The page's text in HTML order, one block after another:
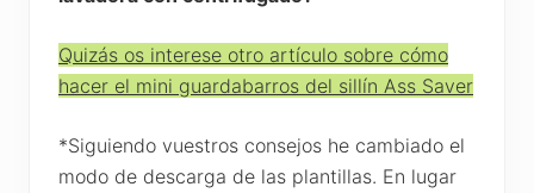
Quizás os interese otro artículo sobre cómo
hacer el mini guardabarros del sillín Ass Saver
*Siguiendo vuestros consejos he cambiado el
modo de descarga de las plantillas. En lugar